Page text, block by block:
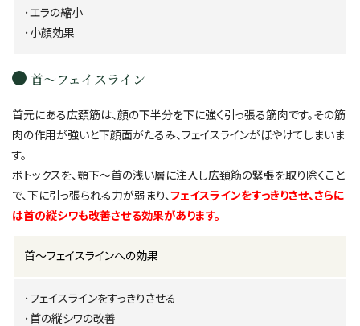
･エラの縮小
･小顔効果
首～フェイスライン
首元にある広頚筋は、顔の下半分を下に強く引っ張る筋肉です。その筋
肉の作用が強いと下顔面がたるみ、フェイスラインがぼやけてしまいま
す。
ボトックスを、顎下～首の浅い層に注入し広頚筋の緊張を取り除くこと
で、下に引っ張られる力が弱まり、フェイスラインをすっきりさせ、さらに
は首の縦シワも改善させる効果があります。
首～フェイスラインへの効果
･フェイスラインをすっきりさせる
･首の縦シワの改善